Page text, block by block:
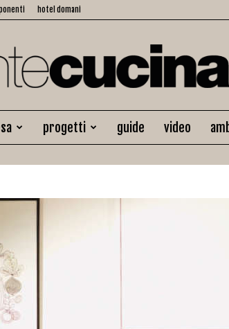
hotel domani
Ambiente
progetti guide video